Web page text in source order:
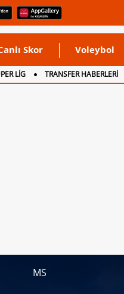
Skor Voleybol
LİG TRANSFER HABERLERİ
MS